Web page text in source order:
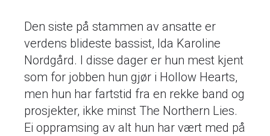
Den siste på stammen av ansatte er
verdens blideste bassist, Ida Karoline
Nordgård. I disse dager er hun mest kjent
som for jobben hun gjør i Hollow Hearts,
men hun har fartstid fra en rekke band og
prosjekter, ikke minst The Northern Lies.
Ei oppramsing av alt hun har vært med på